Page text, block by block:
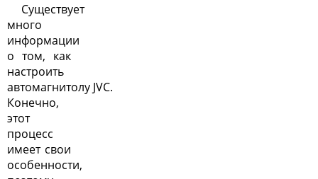
Существует
много
информации
о том, как
настроить
автомагнитолу JVC.
Конечно,
этот
процесс
имеет свои
особенности,